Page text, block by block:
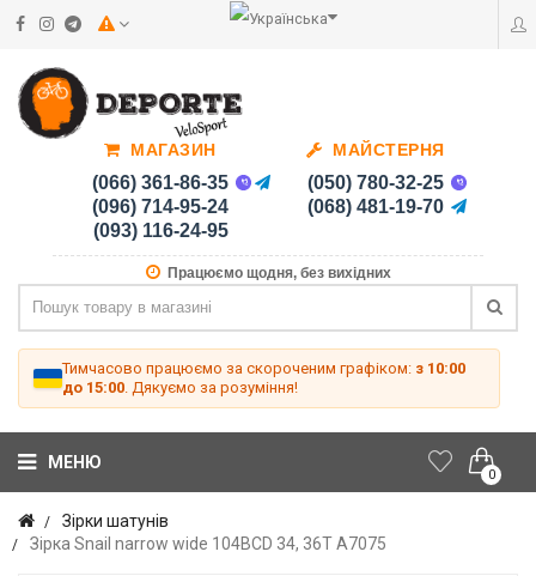
МАГАЗИН
(066) 361-86-35
(096) 714-95-24
(093) 116-24-95
МАЙСТЕРНЯ
(050) 780-32-25
(068) 481-19-70
Працюємо щодня, без вихідних
Тимчасово працюємо за скороченим графіком: з 10:00
до 15:00 . Дякуємо за розуміння!
0
МЕНЮ
Зірки шатунів
Зірка Snail narrow wide 104BCD 34, 36T A7075